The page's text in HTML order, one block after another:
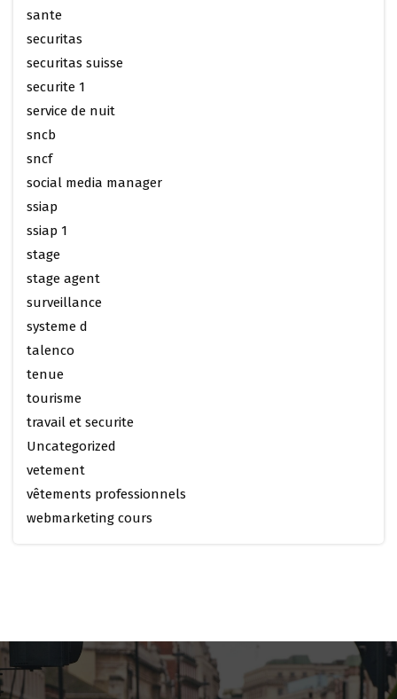
sante
securitas
securitas suisse
securite 1
service de nuit
sncb
sncf
social media manager
ssiap
ssiap 1
stage
stage agent
surveillance
systeme d
talenco
tenue
tourisme
travail et securite
Uncategorized
vetement
vêtements professionnels
webmarketing cours